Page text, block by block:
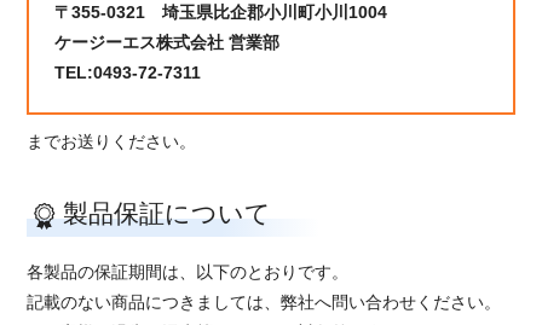
〒355-0321 埼玉県比企郡小川町小川1004
ケージーエス株式会社 営業部
TEL:0493-72-7311
までお送りください。
製品保証について
各製品の保証期間は、以下のとおりです。
記載のない商品につきましては、弊社へ問い合わせください。